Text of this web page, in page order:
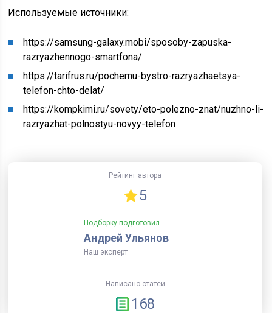
Используемые источники:
https://samsung-galaxy.mobi/sposoby-zapuska-
razryazhennogo-smartfona/
https://tarifrus.ru/pochemu-bystro-razryazhaetsya-
telefon-chto-delat/
https://kompkimi.ru/sovety/eto-polezno-znat/nuzhno-li-
razryazhat-polnostyu-novyy-telefon
Рейтинг автора
5
Подборку подготовил
Андрей Ульянов
Наш эксперт
Написано статей
168